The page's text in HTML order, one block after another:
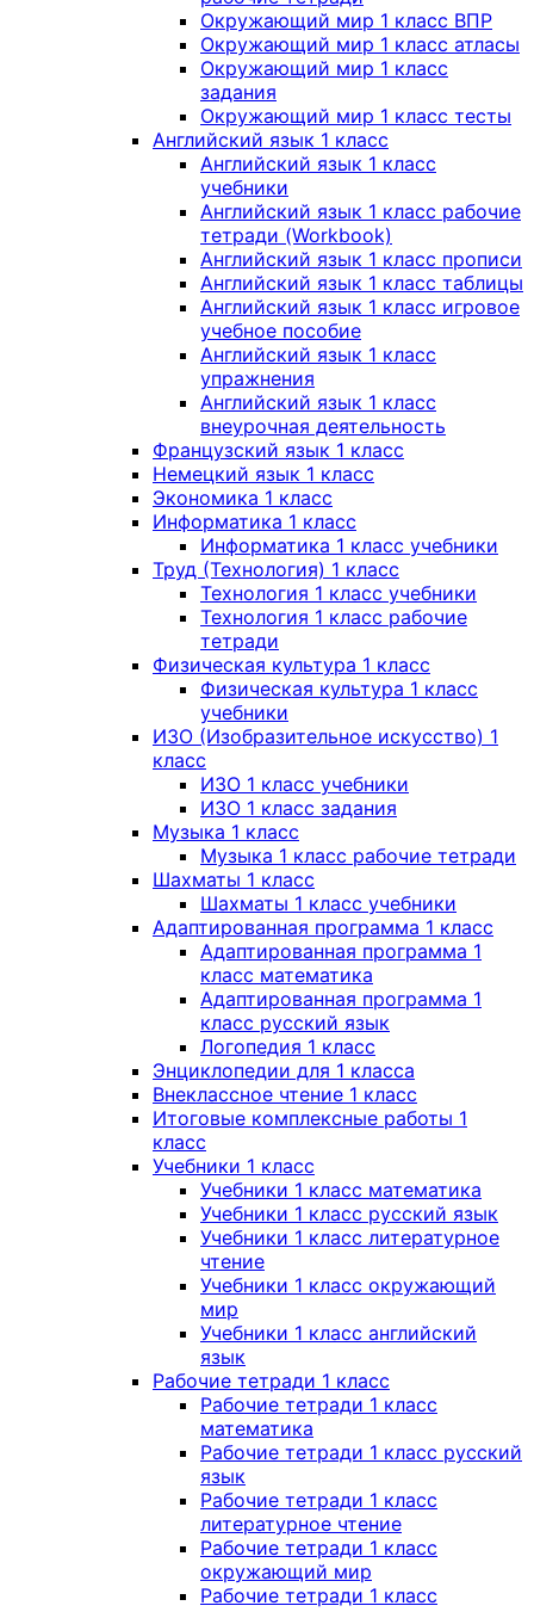
Окружающий мир 1 класс ВПР
Окружающий мир 1 класс атласы
Окружающий мир 1 класс
задания
Окружающий мир 1 класс тесты
Английский язык 1 класс
Английский язык 1 класс
учебники
Английский язык 1 класс рабочие
тетради (Workbook)
Английский язык 1 класс прописи
Английский язык 1 класс таблицы
Английский язык 1 класс игровое
учебное пособие
Английский язык 1 класс
упражнения
Английский язык 1 класс
внеурочная деятельность
Французский язык 1 класс
Немецкий язык 1 класс
Экономика 1 класс
Информатика 1 класс
Информатика 1 класс учебники
Труд (Технология) 1 класс
Технология 1 класс учебники
Технология 1 класс рабочие
тетради
Физическая культура 1 класс
Физическая культура 1 класс
учебники
ИЗО (Изобразительное искусство) 1
класс
ИЗО 1 класс учебники
ИЗО 1 класс задания
Музыка 1 класс
Музыка 1 класс рабочие тетради
Шахматы 1 класс
Шахматы 1 класс учебники
Адаптированная программа 1 класс
Адаптированная программа 1
класс математика
Адаптированная программа 1
класс русский язык
Логопедия 1 класс
Энциклопедии для 1 класса
Внеклассное чтение 1 класс
Итоговые комплексные работы 1
класс
Учебники 1 класс
Учебники 1 класс математика
Учебники 1 класс русский язык
Учебники 1 класс литературное
чтение
Учебники 1 класс окружающий
мир
Учебники 1 класс английский
язык
Рабочие тетради 1 класс
Рабочие тетради 1 класс
математика
Рабочие тетради 1 класс русский
язык
Рабочие тетради 1 класс
литературное чтение
Рабочие тетради 1 класс
окружающий мир
Рабочие тетради 1 класс